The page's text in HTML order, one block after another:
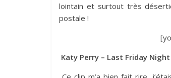
lointain et surtout très
postale !
Katy Perry – Last Friday Night